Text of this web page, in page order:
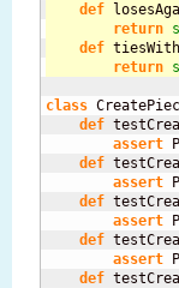
def
return
def tiesWith
return
class
def
assert
def
assert
def
assert
def
assert
def